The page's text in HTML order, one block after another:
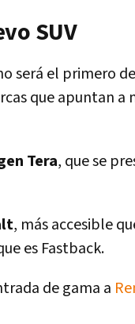
SUV
será el primero
que apuntan
Tera, que se
, más accesible
es Fastback.
de gama a